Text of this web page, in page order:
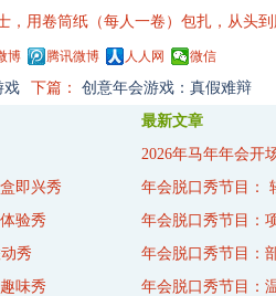
，用卷筒纸（每人一卷）包扎，从头
博 腾讯微博 人人网 微信
戏 下篇： 创意年会游戏：真假难辩
最新文章
即兴秀
验秀
秀
味秀
2026年马年年会开
年会脱口秀节目：
年会脱口秀节目：
年会脱口秀节目：
年会脱口秀节目：